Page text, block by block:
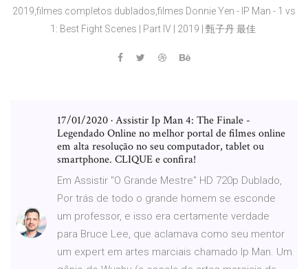
2019,filmes completos dublados,filmes Donnie Yen - IP Man - 1 vs
1: Best Fight Scenes | Part IV | 2019 | 甄子丹 最佳
17/01/2020 · Assistir Ip Man 4: The Finale -
Legendado Online no melhor portal de filmes online
em alta resolução no seu computador, tablet ou
smartphone. CLIQUE e confira!
Em Assistir "O Grande Mestre" HD 720p Dublado,
Por trás de todo o grande homem se esconde
um professor, e isso era certamente verdade
para Bruce Lee, que aclamava como seu mentor
um expert em artes marciais chamado Ip Man. Um